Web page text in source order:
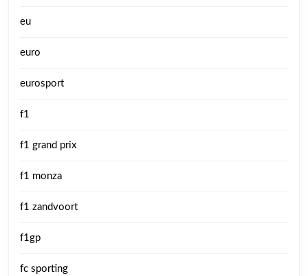
eu
euro
eurosport
f1
f1 grand prix
f1 monza
f1 zandvoort
f1gp
fc sporting